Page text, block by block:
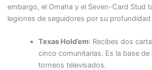
embargo, el Omaha y el Seven-Card Stud
legiones de seguidores por su
Texas Hold’em: Recibes dos
cinco comunitarias. Es la base de
torneos televisados.